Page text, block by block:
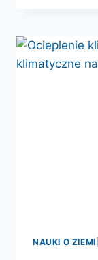
NAUKI O ZIEMI